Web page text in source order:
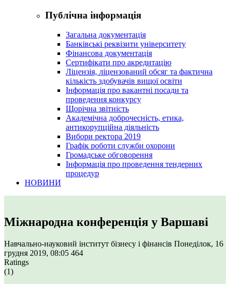
Публічна інформація
Загальна документація
Банківські реквізити університету
Фінансова документація
Сертифікати про акредитацію
Ліцензія, ліцензований обсяг та фактична
кількість здобувачів вищої освіти
Інформація про вакантні посади та
проведення конкурсу
Щорічна звітність
Академічна доброчесність, етика,
антикорупційна діяльність
Вибори ректора 2019
Графік роботи служби охорони
Громадське обговорення
Інформація про проведення тендерних
процедур
НОВИНИ
Міжнародна конференція у Варшаві
Навчально-науковий інститут бізнесу і фінансів Понеділок, 16
грудня 2019, 08:05 464
Ratings
(1)